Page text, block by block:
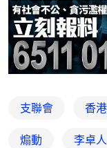
支聯會 香
煽動 李卓人